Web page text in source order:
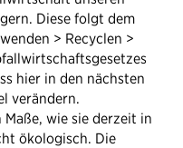
Diese folgt dem
> Recyclen >
hier in den nächsten
verändern.
wie sie derzeit in
ökologisch. Die